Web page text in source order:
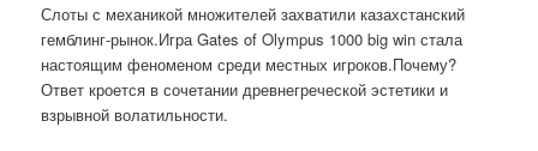
Слоты с механикой множителей захватили казахстанский
гемблинг-рынок.Игра Gates of Olympus 1000 big win стала
настоящим феноменом среди местных игроков.Почему?
Ответ кроется в сочетании древнегреческой эстетики и
взрывной волатильности.